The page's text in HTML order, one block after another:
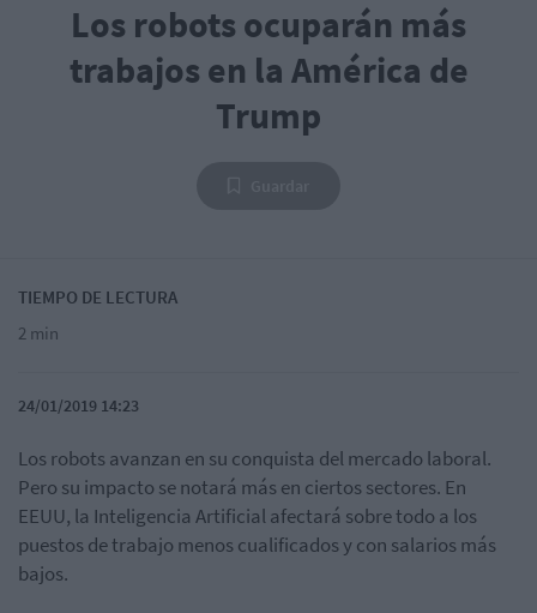
Los robots ocuparán más
trabajos en la América de
Trump
TIEMPO DE LECTURA
2 min
24/01/2019 14:23
Los robots avanzan en su conquista del mercado laboral.
Pero su impacto se notará más en ciertos sectores. En
EEUU, la Inteligencia Artificial afectará sobre todo a los
puestos de trabajo menos cualificados y con salarios más
bajos.